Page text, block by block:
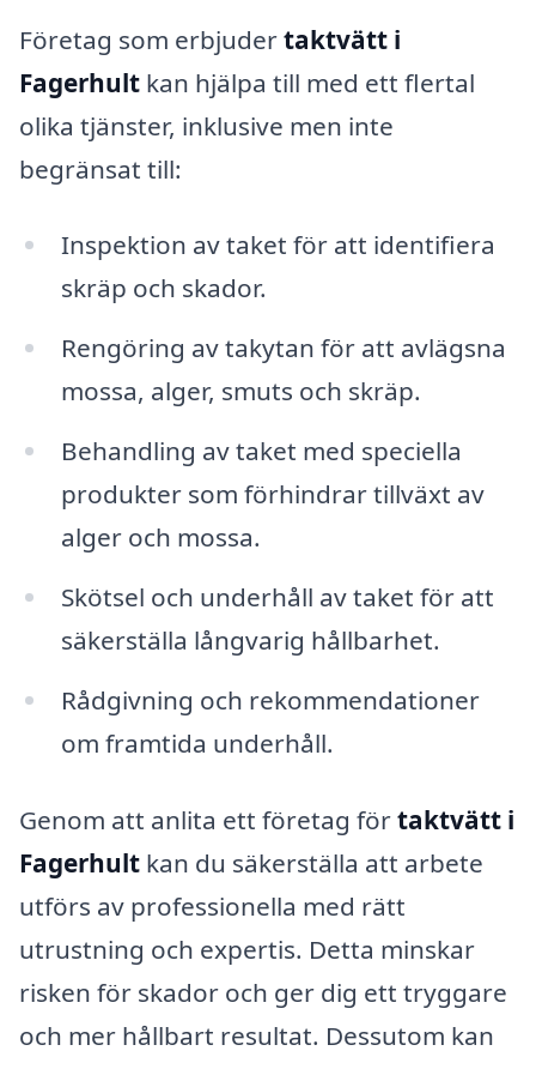
Företag som erbjudertaktvätt i
Fagerhult kan hjälpa till med ett flertal
olika tjänster, inklusive men inte
begränsat till:
Inspektion av taket för att identifiera
skräp och skador.
Rengöring av takytan för att avlägsna
mossa, alger, smuts och skräp.
Behandling av taket med speciella
produkter som förhindrar tillväxt av
alger och mossa.
Skötsel och underhåll av taket för att
säkerställa långvarig hållbarhet.
Rådgivning och rekommendationer
om framtida underhåll.
Genom att anlita ett företag förtaktvätt i
Fagerhult kan du säkerställa att arbete
utförs av professionella med rätt
utrustning och expertis. Detta minskar
risken för skador och ger dig ett tryggare
och mer hållbart resultat. Dessutom kan